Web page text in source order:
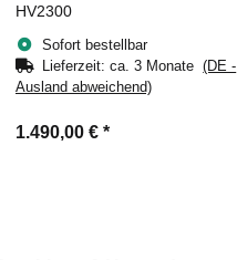
HV2300
Sofort bestellbar
Lieferzeit:ca. 3 Monate(DE -
Ausland abweichend)
1.490,00 € *